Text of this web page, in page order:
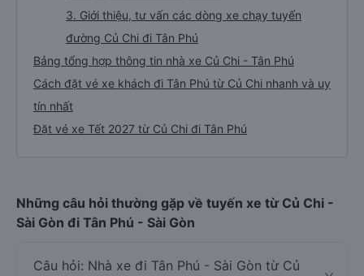
3. Giới thiệu, tư vấn các dòng xe chạy tuyến
đường Củ Chi đi Tân Phú
Bảng tổng hợp thông tin nhà xe Củ Chi - Tân Phú
Cách đặt vé xe khách đi Tân Phú từ Củ Chi nhanh và uy
tín nhất
Đặt vé xe Tết 2027 từ Củ Chi đi Tân Phú
Những câu hỏi thường gặp về tuyến xe từ Củ Chi -
Sài Gòn đi Tân Phú - Sài Gòn
Câu hỏi: Nhà xe đi Tân Phú - Sài Gòn từ Củ